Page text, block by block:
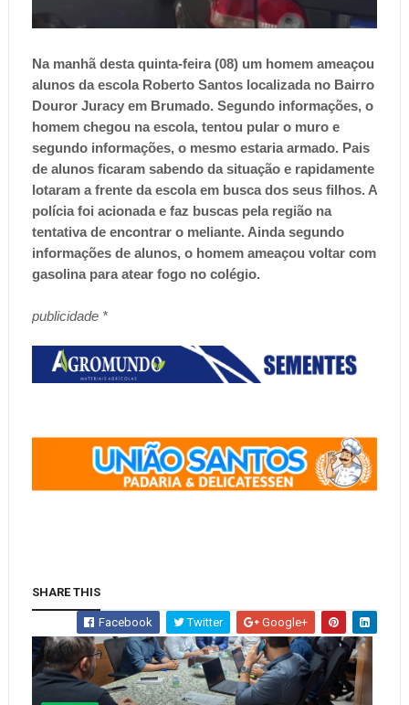
Na manhã desta quinta-feira (08) um homem ameaçou
alunos da escola Roberto Santos localizada no Bairro
Douror Juracy em Brumado. Segundo informações, o
homem chegou na escola, tentou pular o muro e
segundo informações, o mesmo estaria armado. Pais
de alunos ficaram sabendo da situação e rapidamente
lotaram a frente da escola em busca dos seus filhos. A
polícia foi acionada e faz buscas pela região na
tentativa de encontrar o meliante. Ainda segundo
informações de alunos, o homem ameaçou voltar com
gasolina para atear fogo no colégio.
publicidade *
SHARE THIS
Facebook Twitter Google+